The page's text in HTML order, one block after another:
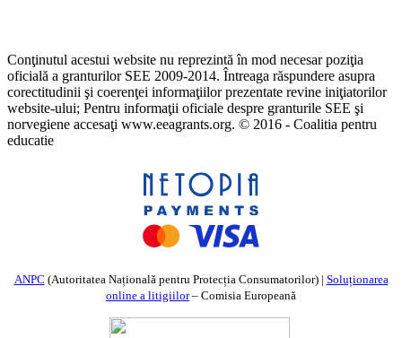
Conţinutul acestui website nu reprezintă în mod necesar poziţia
oficială a granturilor SEE 2009-2014. Întreaga răspundere asupra
corectitudinii şi coerenţei informaţiilor prezentate revine iniţiatorilor
website-ului; Pentru informaţii oficiale despre granturile SEE şi
norvegiene accesaţi www.eeagrants.org. © 2016 - Coalitia pentru
educatie
ANPC (Autoritatea Națională pentru Protecția Consumatorilor) | Soluționarea
online a litigiilor– Comisia Europeană